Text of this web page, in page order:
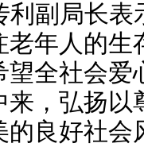
副局长表
年人的生
全社会爱
，弘扬以
良好社会